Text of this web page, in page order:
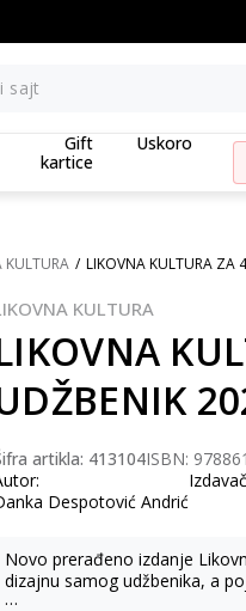
sajt
Gift
kartice
Uskoro
KULTURA LIKOVNA KULTURA ZA
KULTURA
artikla: 413104ISBN:
Despotović Andrić
Novo prerađeno izdanje
dizajnu samog udžbenika, a